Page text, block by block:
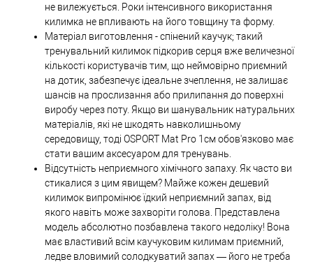
не вилежується. Роки інтенсивного використання
килимка не впливають на його товщину та форму.
Матеріал виготовлення - спінений каучук; такий
тренувальний килимок підкорив серця вже величезної
кількості користувачів тим, що неймовірно приємний
на дотик, забезпечує ідеальне зчеплення, не залишає
шансів на прослизання або прилипання до поверхні
виробу через поту. Якщо ви шанувальник натуральних
матеріалів, які не шкодять навколишньому
середовищу, тоді OSPORT Mat Pro 1см обов'язково має
стати вашим аксесуаром для тренувань.
Відсутність неприємного хімічного запаху. Як часто ви
стикалися з цим явищем? Майже кожен дешевий
килимок випромінює їдкий неприємний запах, від
якого навіть може захворіти голова. Представлена ​​
модель абсолютно позбавлена ​​такого недоліку! Вона
має властивий всім каучуковим килимам приємний,
ледве вловимий солодкуватий запах — його не треба